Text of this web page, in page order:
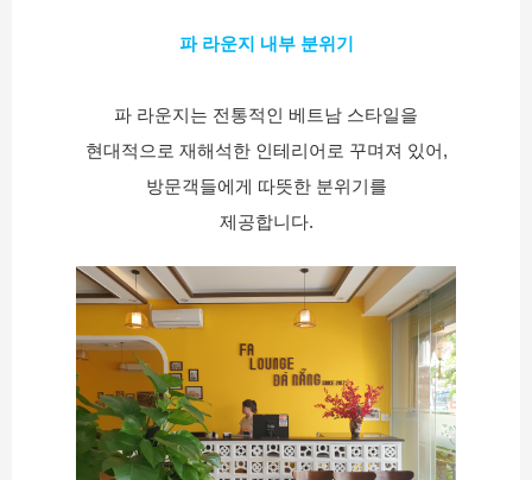
파 라운지 내부 분위기
파 라운지는 전통적인 베트남 스타일을
현대적으로 재해석한 인테리어로 꾸며져 있어,
방문객들에게 따뜻한 분위기를
제공합니다.